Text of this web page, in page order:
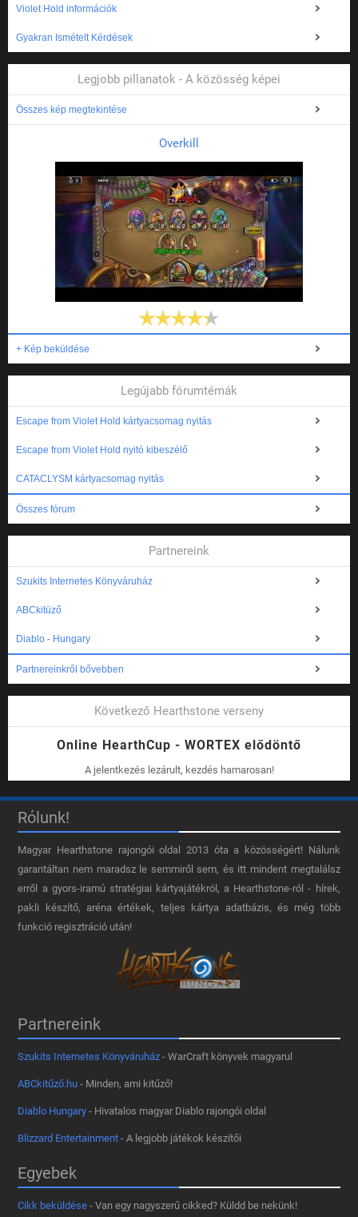
Violet Hold információk
Gyakran Ismételt Kérdések
Legjobb pillanatok - A közösség képei
Összes kép megtekintése
Overkill
+ Kép beküldése
Legújabb fórumtémák
Escape from Violet Hold kártyacsomag nyitás
Escape from Violet Hold nyitó kibeszélő
CATACLYSM kártyacsomag nyitás
Összes fórum
Partnereink
Szukits Internetes Könyváruház
ABCkitüző
Diablo - Hungary
Partnereinkről bővebben
Következő Hearthstone verseny
Online HearthCup - WORTEX elődöntő
A jelentkezés lezárult, kezdés hamarosan!
Rólunk!
Magyar Hearthstone​ rajongói oldal 2013 óta a közösségért! Nálunk
garantáltan nem maradsz le semmiről sem, és itt mindent megtalálsz
erről a gyors-iramú stratégiai kártyajátékról, a Hearthstone-ról - hírek,
pakli készítő, aréna értékek, teljes kártya adatbázis, és még több
funkció regisztráció után!
Partnereink
Szukits Internetes Könyváruház - WarCraft könyvek magyarul
ABCkitűző.hu - Minden, ami kitűző!
Diablo Hungary - Hivatalos magyar Diablo rajongói oldal
Blizzard Entertainment - A legjobb játékok készítői
Egyebek
Cikk beküldése - Van egy nagyszerű cikked? Küldd be nekünk!